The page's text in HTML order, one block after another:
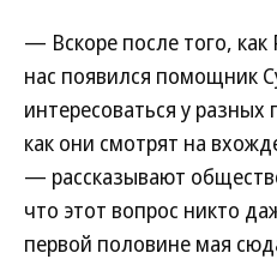
— Вскоре после того,
нас появился помощник
интересоваться у
как они смотрят на
— рассказывают
что этот вопрос никто
первой половине мая